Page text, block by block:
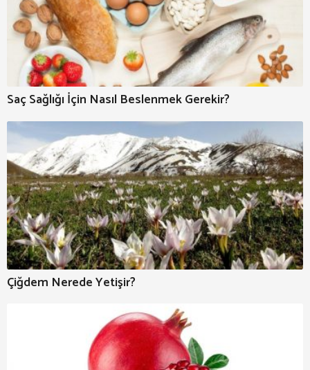
Saç Sağlığı İçin Nasıl Beslenmek Gerekir?
Çiğdem Nerede Yetişir?